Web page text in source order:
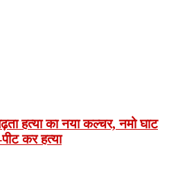
हत्या का नया कल्चर, नमो घाट
कर हत्या